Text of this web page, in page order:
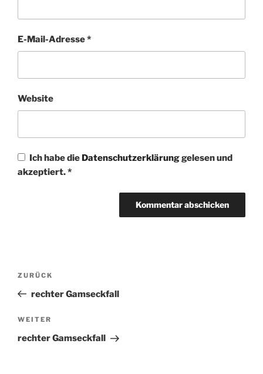
E-Mail-Adresse*
Website
Ich habe die Datenschutzerklärunggelesen und
akzeptiert.*
Beitragsnavigation
Vorheriger
Beitrag
ZURÜCK
rechter Gamseckfall
Nächster
Beitrag
WEITER
rechter Gamseckfall